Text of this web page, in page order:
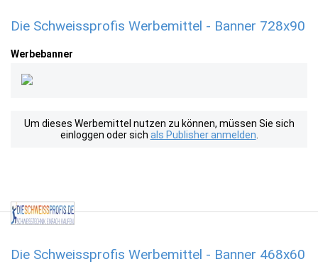
Die Schweissprofis Werbemittel - Banner 728x90
Werbebanner
Um dieses Werbemittel nutzen zu können, müssen Sie sich
einloggen oder sich als Publisher anmelden
Die Schweissprofis Werbemittel - Banner 468x60